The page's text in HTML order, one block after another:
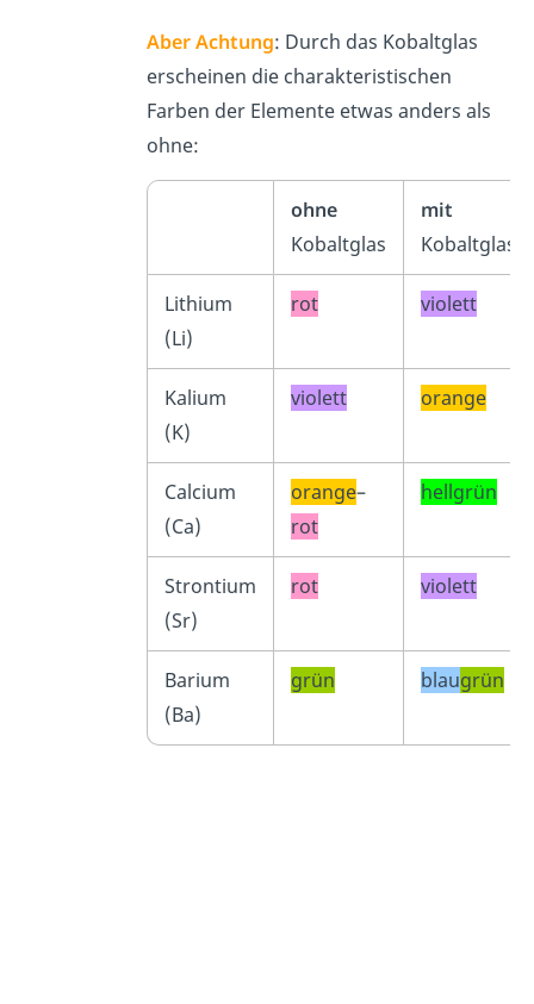
AberAchtung: Durch das Kobaltglas
erscheinen die charakteristischen
Farben der Elemente etwas anders als
ohne:
ohne
Kobaltglas
mit
Kobaltglas
Lithium
(Li)
rot violett
Kalium
(K)
violett orange
Calcium
(Ca)
orange–
rot
hellgrün
Strontium
(Sr)
rot violett
Barium
(Ba)
grün blaugrün